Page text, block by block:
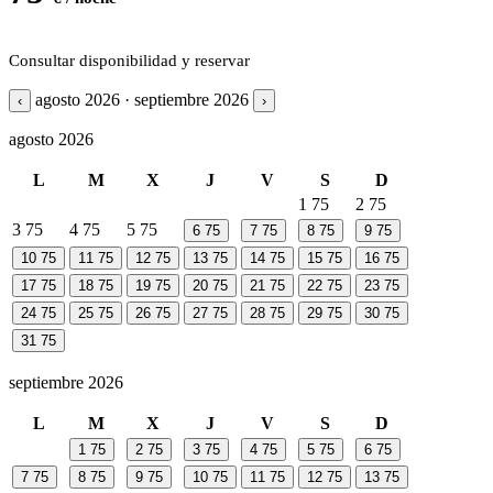
Consultar disponibilidad y reservar
‹ agosto 2026 · septiembre 2026 ›
agosto 2026
L M X J V S
D
1 75 2 75
3 75 4 75 5 75 6 75 7 75 8 75 9 75
10 75 11 75 12 75 13 75 14 75 15 75 16 75
17 75 18 75 19 75 20 75 21 75 22 75 23 75
24 75 25 75 26 75 27 75 28 75 29 75 30 75
31 75
septiembre 2026
L M X J V S D
1 75 2 75 3 75 4 75 5 75 6 75
7 75 8 75 9 75 10 75 11 75 12 75 13 75